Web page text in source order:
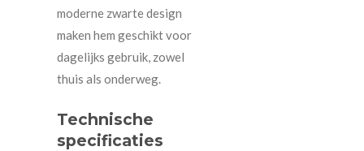
moderne zwarte design
maken hem geschikt voor
dagelijks gebruik, zowel
thuis als onderweg.
Technische
specificaties